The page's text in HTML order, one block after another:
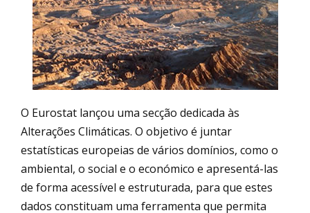
O Eurostat lançou uma secção dedicada às
Alterações Climáticas. O objetivo é juntar
estatísticas europeias de vários domínios, como o
ambiental, o social e o económico e apresentá-las
de forma acessível e estruturada, para que estes
dados constituam uma ferramenta que permita